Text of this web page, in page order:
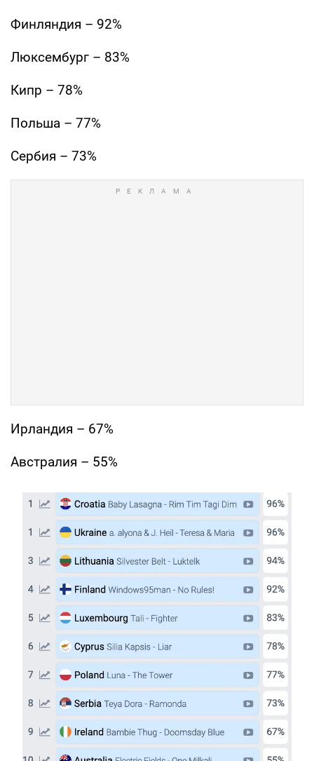
Финляндия – 92%
Люксембург – 83%
Кипр – 78%
Польша – 77%
Сербия – 73%
Ирландия – 67%
Австралия – 55%